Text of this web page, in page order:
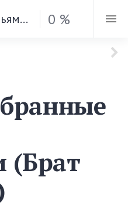
Сказки, собранные братьями Гриммами (Брат Весельчак) 0 %
(Брат